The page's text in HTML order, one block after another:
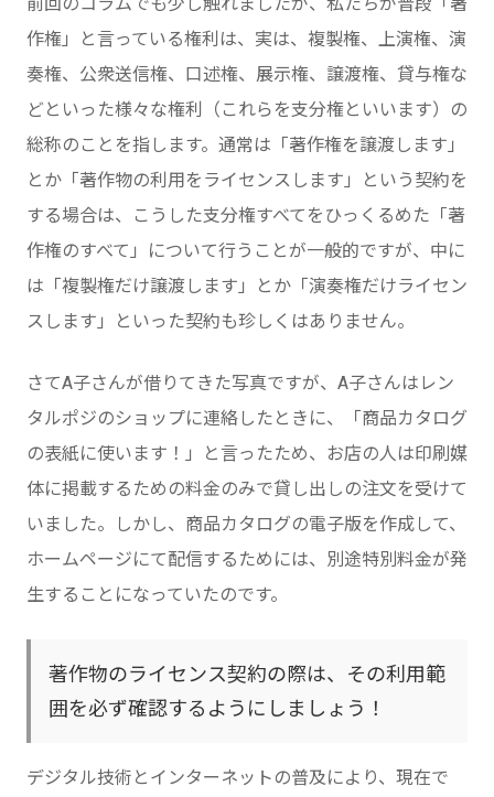
作権」と言っている権利は、実は、複製権、上演権、演
奏権、公衆送信権、口述権、展示権、譲渡権、貸与権な
どといった様々な権利（これらを支分権といいます）の
総称のことを指します。通常は「著作権を譲渡します」
とか「著作物の利用をライセンスします」という契約を
する場合は、こうした支分権すべてをひっくるめた「著
作権のすべて」について行うことが一般的ですが、中に
は「複製権だけ譲渡します」とか「演奏権だけライセン
スします」といった契約も珍しくはありません。
さてA子さんが借りてきた写真ですが、A子さんはレン
タルポジのショップに連絡したときに、「商品カタログ
の表紙に使います！」と言ったため、お店の人は印刷媒
体に掲載するための料金のみで貸し出しの注文を受けて
いました。しかし、商品カタログの電子版を作成して、
ホームページにて配信するためには、別途特別料金が発
生することになっていたのです。
著作物のライセンス契約の際は、その利用範
囲を必ず確認するようにしましょう！
デジタル技術とインターネットの普及により、現在で